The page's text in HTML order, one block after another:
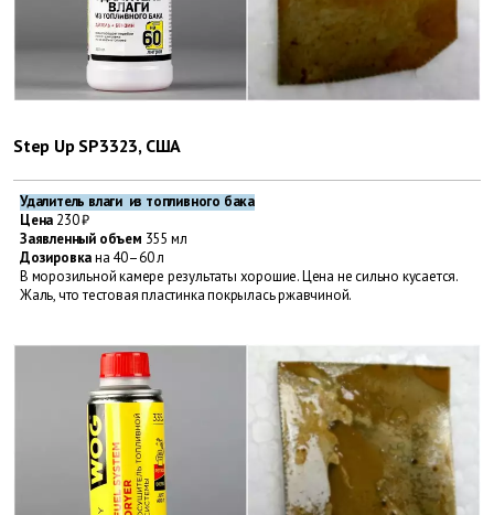
Step Up SP3323, США
Удалитель влаги из топливного бака
Цена 230 ₽
Заявленный объем 355 мл
Дозировкана 40–60 л
В морозильной камере результаты хорошие. Цена не сильно кусается.
Жаль, что тестовая пластинка покрылась ржавчиной.